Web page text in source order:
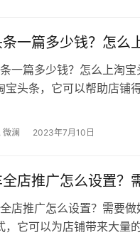
一篇多少钱？怎么
一篇多少钱？怎么上
宝头条，它可以帮助店铺
微澜 2023年7月10日
店推广怎么设置？
店推广怎么设置？需
，它可以为店铺带来大量